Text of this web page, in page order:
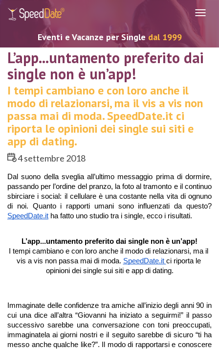
Eventi e Vacanze per Single dal 1999
L’app...untamento preferito dai
single non è un’app!
I tempi cambiano e con loro anche il
modo di relazionarsi, ma il vis a vis non
passa mai di moda. SpeedDate.it ci
riporta le opinioni dei single sui siti e
app di dating.
4 settembre 2018
Dal suono della sveglia all’ultimo messaggio prima di dormire,
passando per l’ordine del pranzo, la foto al tramonto e il continuo
sbirciare i social: il cellulare è una costante nella vita di ognuno
SpeedDate.it ha fatto uno studio tra i single, ecco i risultati.
L’app...untamento preferito dai single non è un’app!
I tempi cambiano e con loro anche il modo di relazionarsi, ma il
vis a vis non passa mai di moda. SpeedDate.it ci riporta le
opinioni dei single sui siti e app di dating.
Immaginate delle confidenze tra amiche all’inizio degli anni 90 in
cui una dice all’altra “Giovanni ha iniziato a seguirmi!” il passo
successivo sarebbe una conversazione con toni preoccupati,
immaginatela ai giorni nostri e il seguito sarebbe di sicuro “ti ha
messo anche qualche like?”. Il modo di rapportarsi e conoscere